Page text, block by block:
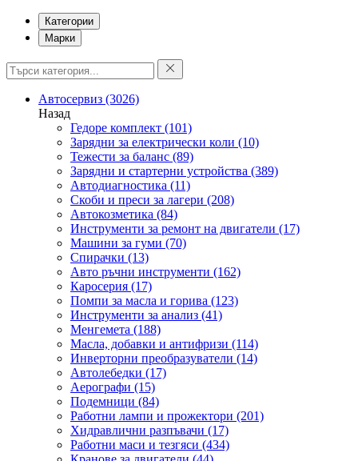
Категории
Марки
Автосервиз (3026)
Назад
Гедоре комплект (101)
Зарядни за електрически коли (10)
Тежести за баланс (89)
Зарядни и стартерни устройства (389)
Автодиагностика (11)
Скоби и преси за лагери (208)
Автокозметика (84)
Инструменти за ремонт на двигатели (17)
Машини за гуми (70)
Спирачки (13)
Авто ръчни инструменти (162)
Каросерия (17)
Помпи за масла и горива (123)
Инструменти за анализ (41)
Менгемета (188)
Масла, добавки и антифризи (114)
Инверторни преобразуватели (14)
Автолебедки (17)
Аерографи (15)
Подемници (84)
Работни лампи и прожектори (201)
Хидравлични разпъвачи (17)
Работни маси и тезгяси (434)